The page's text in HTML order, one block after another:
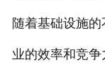
随着基础设施
业的效率和竞争